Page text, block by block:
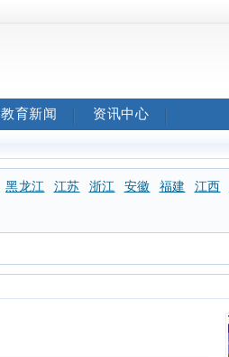
教育新闻 资讯中心
黑龙江 江苏 浙江 安徽 福建 江西